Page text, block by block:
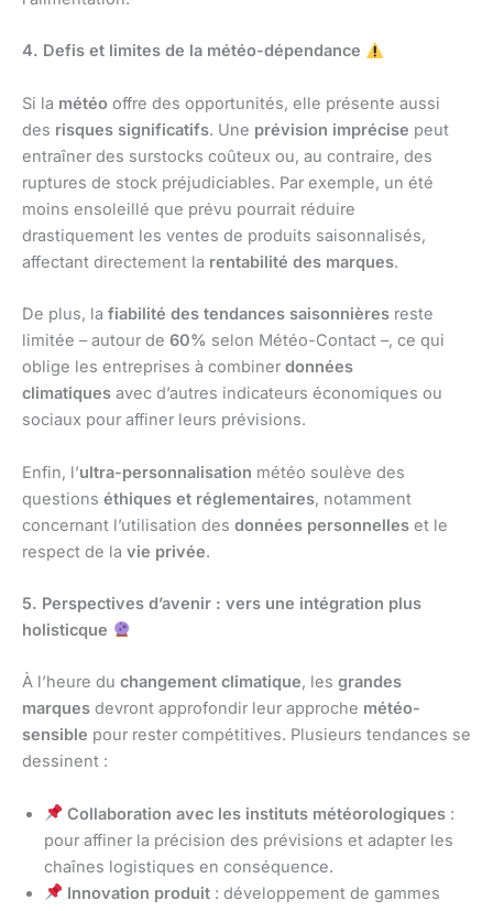
4. Defis et limites de la météo-dépendance
Si la météo offre des opportunités, elle présente aussi
des risques significatifs. Une prévision imprécise peut
entraîner des surstocks coûteux ou, au contraire, des
ruptures de stock préjudiciables. Par exemple, un été
moins ensoleillé que prévu pourrait réduire
drastiquement les ventes de produits saisonnalisés,
affectant directement la rentabilité des marques.
De plus, la fiabilité des tendances saisonnières reste
limitée – autour de 60% selon Météo-Contact –, ce qui
oblige les entreprises à combiner données
climatiques avec d’autres indicateurs économiques ou
sociaux pour affiner leurs prévisions.
Enfin, l’ultra-personnalisation météo soulève des
questions éthiques et réglementaires, notamment
concernant l’utilisation des données personnelles et le
respect de la vie privée.
5. Perspectives d’avenir : vers une intégration plus
holisticque
À l’heure du changement climatique, les grandes
marques devront approfondir leur approche météo-
sensible pour rester compétitives. Plusieurs tendances se
dessinent :
Collaboration avec les instituts météorologiques:
pour affiner la précision des prévisions et adapter les
chaînes logistiques en conséquence.
Innovation produit: développement de gammes